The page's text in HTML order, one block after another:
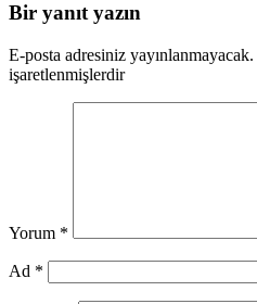
Bir yanıt yazın
E-posta adresiniz yayınlanmayacak.
işaretlenmişlerdir
Yorum *
Ad *